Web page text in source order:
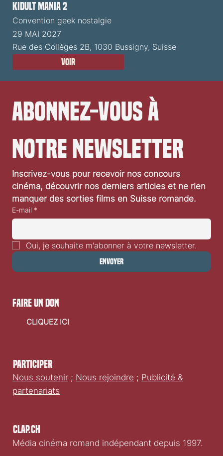
Kidult Mania 2
Convention geek nostalgie
29 MAI 2027
Rue des Collèges 2B, 1030 Bussigny, Suisse
Voir
Abonnez-vous à
notre newsletter
Inscrivez-vous pour recevoir nos concours
cinéma, découvrir nos derniers articles et ne rien
manquer des sorties films en Suisse romande.
E-mail *
Oui, je souhaite m'abonner à votre newsletter.
Envoyer
Clap.ch
Média cinéma romand indépendant depuis 1997.
Participer
Nous soutenir ; Nous rejoindre ; Publicité &
partenariats
faire un don
CLIQUEZ ICI